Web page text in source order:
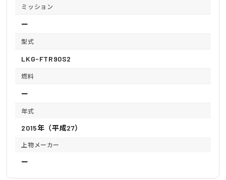
ミッション
ー
型式
LKG-FTR90S2
燃料
ー
年式
2015年（平成27）
上物メーカー
ー